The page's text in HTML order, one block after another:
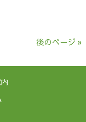
後のページ »